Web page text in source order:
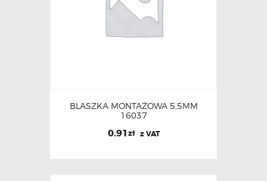
BLASZKA MONTAŻOWA 5,5MM
16037
0.91zł z VAT